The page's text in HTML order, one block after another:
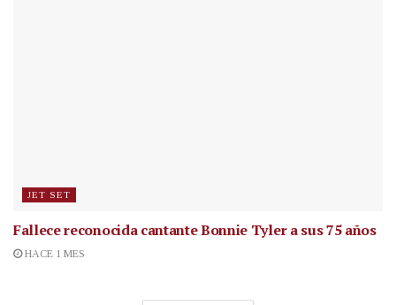
JET SET
Fallece reconocida cantanteBonnie Tyler a sus 75 años
HACE 1 MES